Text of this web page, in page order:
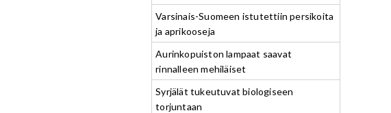
Varsinais-Suomeen istutettiin persikoita
ja aprikooseja
Aurinkopuiston lampaat saavat
rinnalleen mehiläiset
Syrjälät tukeutuvat biologiseen
torjuntaan